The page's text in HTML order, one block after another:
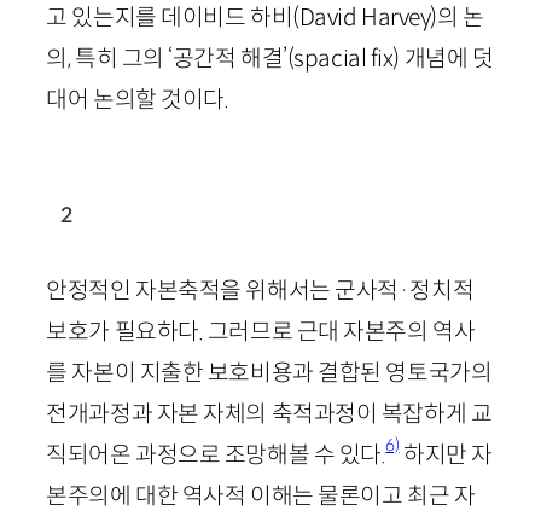
고 있는지를 데이비드 하비(David Harvey)의 논
의, 특히 그의 ‘공간적 해결’(spacial fix) 개념에 덧
대어 논의할 것이다.
2
안정적인 자본축적을 위해서는 군사적 ·정치적
보호가 필요하다. 그러므로 근대 자본주의 역사
를 자본이 지출한 보호비용과 결합된 영토국가의
전개과정과 자본 자체의 축적과정이 복잡하게 교
직되어온 과정으로 조망해볼 수 있다.6)하지만 자
본주의에 대한 역사적 이해는 물론이고 최근 자